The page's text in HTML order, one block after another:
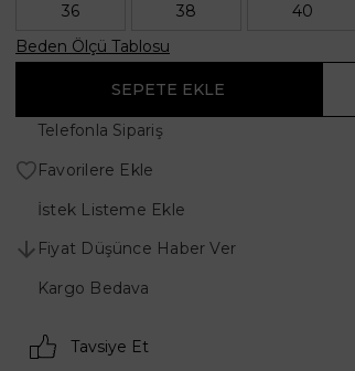
36
38 40
Beden Ölçü Tablosu
Telefonla Sipariş
Favorilere Ekle
İstek Listeme Ekle
Fiyat Düşünce Haber Ver
Kargo Bedava
Tavsiye Et